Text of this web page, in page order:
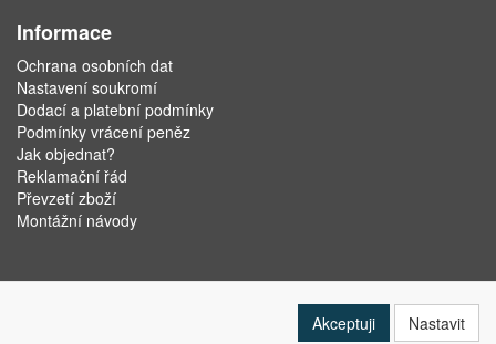
Informace
Ochrana osobních dat
Nastavení soukromí
Dodací a platební podmínky
Podmínky vrácení peněz
Jak objednat?
Reklamační řád
Převzetí zboží
Montážní návody
Akceptuji Nastavit